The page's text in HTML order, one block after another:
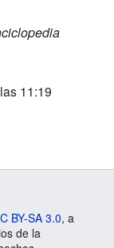
11:19
BY-SA 3.0, a
de la